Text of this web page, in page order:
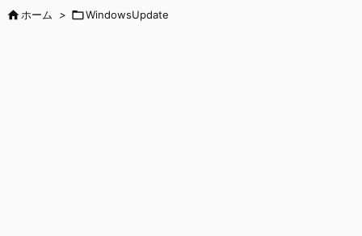
ホーム > WindowsUpdate